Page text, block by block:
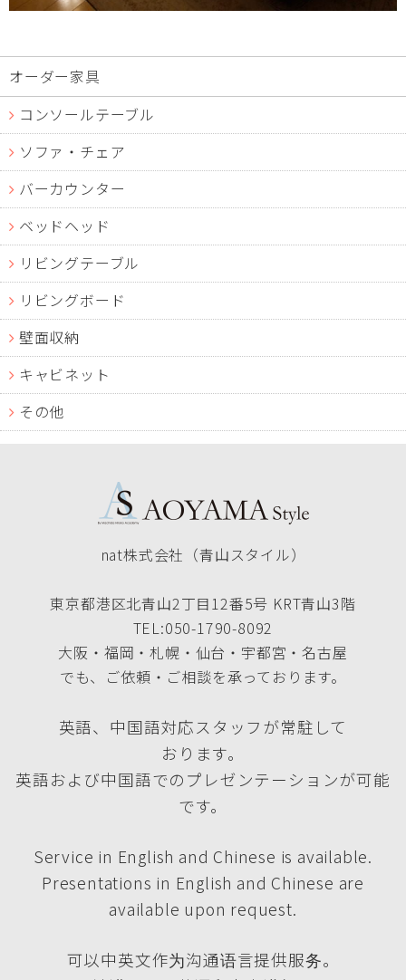
オーダー家具
コンソールテーブル
ソファ・チェア
バーカウンター
ベッドヘッド
リビングテーブル
リビングボード
壁面収納
キャビネット
その他
nat株式会社（青山スタイル）
東京都港区北青山2丁目12番5号 KRT青山3階
TEL:050-1790-8092
大阪・福岡・札幌・仙台・宇都宮・名古屋
でも、ご依頼・ご相談を承っております。
英語、中国語対応スタッフが常駐して
おります。
英語および中国語でのプレゼンテーションが可能
です。
Service in English and Chinese is available.
Presentations in English and Chinese are
available upon request.
可以中英文作为沟通语言提供服务。